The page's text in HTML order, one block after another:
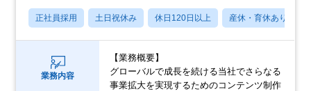
正社員採用 土日祝休み 休日120日以上 産休・育休あり
業務内容
【業務概要】
グローバルで成長を続ける当社でさらなる
事業拡大を実現するためのコンテンツ制作